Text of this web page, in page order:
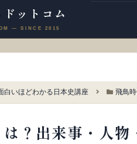
ドットコム
白いほどわかる日本史講座 飛鳥
？出来事・人